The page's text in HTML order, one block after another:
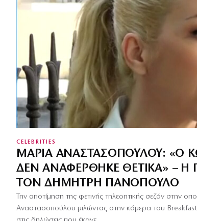
CELEBRITIES
ΜΑΡΊΑ ΑΝΑΣΤΑΣΟΠΟΎΛΟΥ: «Ο
ΔΕΝ ΑΝΑΦΈΡΘΗΚΕ ΘΕΤΙΚΆ» – Η
ΤΟΝ ΔΗΜΉΤΡΗ ΠΑΝΌΠΟΥΛΟ
Την αποτίμηση της φετινής τηλεοπτικής σεζόν στην
Αναστασοπούλου μιλώντας στην κάμερα του